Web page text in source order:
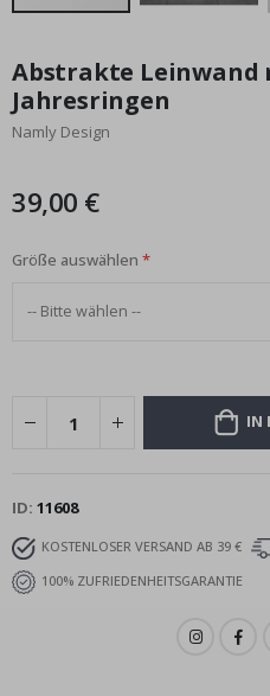
Anfang
der
Bildgalerie
springen
Abstrakte Leinwand
Jahresringen
Namly Design
39,00 €
Größe auswählen
IN
ID 11608
KOSTENLOSER VERSAND AB 39 €
100% ZUFRIEDENHEITSGARANTIE